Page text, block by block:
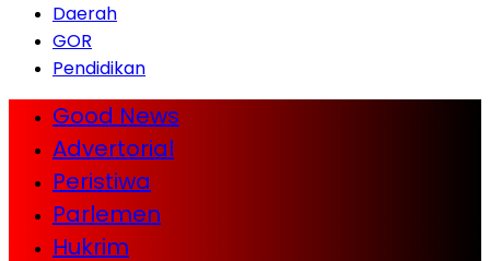
Daerah
GOR
Pendidikan
Good News
Advertorial
Peristiwa
Parlemen
Hukrim